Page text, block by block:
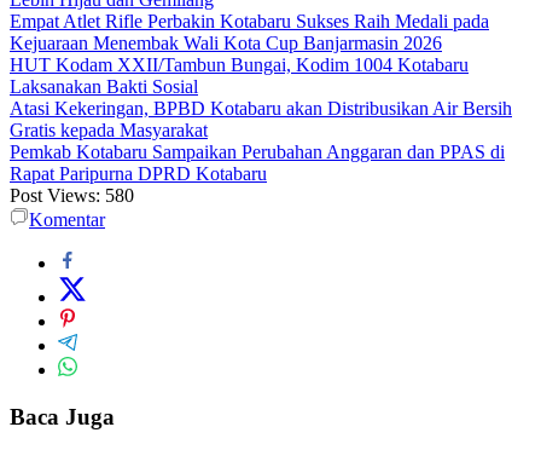
Empat Atlet Rifle Perbakin Kotabaru Sukses Raih Medali pada
Kejuaraan Menembak Wali Kota Cup Banjarmasin 2026
HUT Kodam XXII/Tambun Bungai, Kodim 1004 Kotabaru
Laksanakan Bakti Sosial
Atasi Kekeringan, BPBD Kotabaru akan Distribusikan Air Bersih
Gratis kepada Masyarakat
Pemkab Kotabaru Sampaikan Perubahan Anggaran dan PPAS di
Rapat Paripurna DPRD Kotabaru
Post Views: 580
Komentar
Baca Juga